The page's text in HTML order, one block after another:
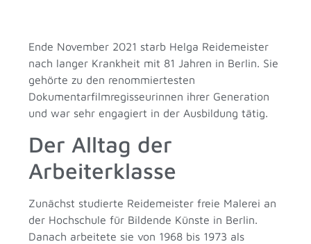
Ende November 2021 starb Helga Reidemeister
nach langer Krankheit mit 81 Jahren in Berlin. Sie
gehörte zu den renommiertesten
Dokumentarfilmregisseurinnen ihrer Generation
und war sehr engagiert in der Ausbildung tätig.
Der Alltag der
Arbeiterklasse
Zunächst studierte Reidemeister freie Malerei an
der Hochschule für Bildende Künste in Berlin.
Danach arbeitete sie von 1968 bis 1973 als